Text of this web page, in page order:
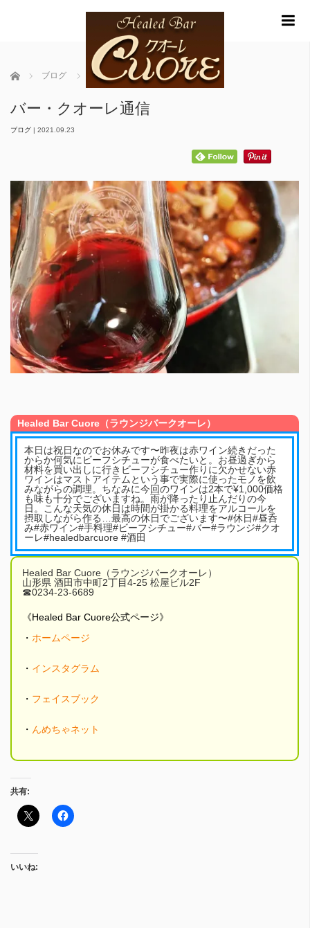
ホーム ブログ バー・クオーレ通信
バー・クオーレ通信
ブログ | 2021.09.23
Healed Bar Cuore（ラウンジバークオーレ）
本日は祝日なのでお休みです〜昨夜は赤ワイン続きだった
からか何気にビーフシチューが食べたいと。お昼過ぎから
材料を買い出しに行きビーフシチュー作りに欠かせない赤
ワインはマストアイテムという事で実際に使ったモノを飲
みながらの調理。ちなみに今回のワインは2本で¥1,000価格
も味も十分でございますね。雨が降ったり止んだりの今
日。こんな天気の休日は時間が掛かる料理をアルコールを
摂取しながら作る…最高の休日でございます〜#休日#昼呑
み#赤ワイン#手料理#ビーフシチュー#バー#ラウンジ#クオ
ーレ#healedbarcuore #酒田
Healed Bar Cuore（ラウンジバークオーレ）
山形県 酒田市中町2丁目4-25 松屋ビル2F
☎︎0234-23-6689
《Healed Bar Cuore公式ページ》
・ ホームページ
・ インスタグラム
・ フェイスブック
・ んめちゃネット
共有:
いいね: